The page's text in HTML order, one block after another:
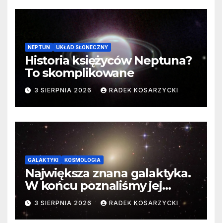
NEPTUN UKŁAD SŁONECZNY
Historia księżyców Neptuna?
To skomplikowane
3 SIERPNIA 2026 RADEK KOSARZYCKI
GALAKTYKI KOSMOLOGIA
Największa znana galaktyka.
W końcu poznaliśmy jej
faktyczne wymiary
3 SIERPNIA 2026 RADEK KOSARZYCKI